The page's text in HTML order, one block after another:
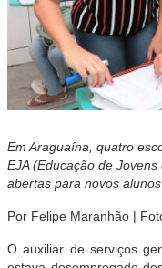
Em Araguaína, quatro
EJA (Educação de
abertas para novos alunos
Por Felipe Maranhão |
O auxiliar de serviços